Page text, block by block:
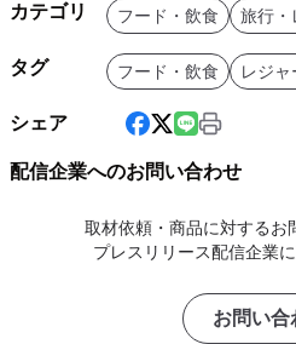
カテゴリ フード・飲食 旅行・
タグ フード・飲食 レジ
シェア
配信企業へのお問い合わせ
取材依頼・商品に対するお
プレスリリース配信企業
お問い合